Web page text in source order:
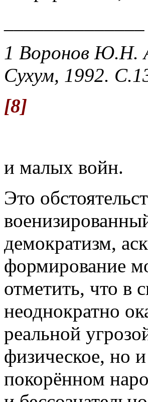
1 Воронов Ю.Н.
Сухум, 1992.
[8]
и малых войн.
Это
демократизм,
формирование
отметить, что в
неоднократно
реальной
физическое, но
покорённом